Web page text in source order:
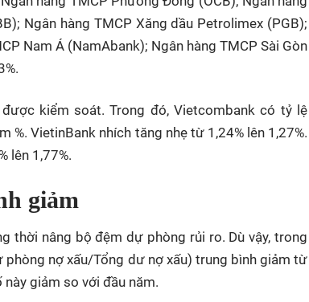
Ngân hàng TMCP Xăng dầu Petrolimex (PGB);
Nam Á (NamAbank); Ngân hàng TMCP Sài Gòn
kiểm soát. Trong đó, Vietcombank có tỷ lệ
%. VietinBank nhích tăng nhẹ từ 1,24% lên 1,27%.
lên 1,77%.
giảm
thời nâng bộ đệm dự phòng rủi ro. Dù vậy, trong
nợ xấu/Tổng dư nợ xấu) trung bình giảm từ
giảm so với đầu năm.